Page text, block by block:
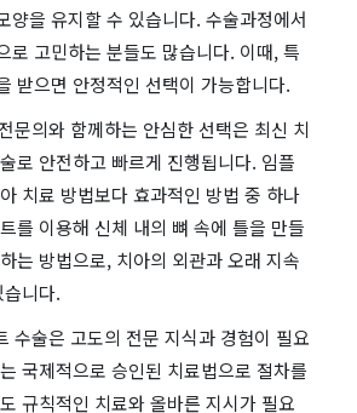
양을 유지할 수 있습니다. 수술과정에서
로 고민하는 분들도 많습니다. 이때, 특
받으면 안정적인 선택이 가능합니다.
의와 함께하는 안심한 선택은 최신 치
로 안전하고 빠르게 진행됩니다. 임플
치료 방법보다 효과적인 방법 중 하나
를 이용해 신체 내의 뼈 속에 틀을 만들
는 방법으로, 치아의 외관과 오래 지속
니다.
술은 고도의 전문 지식과 경험이 필요
국제적으로 승인된 치료법으로 절차를
규칙적인 치료와 올바른 지시가 필요